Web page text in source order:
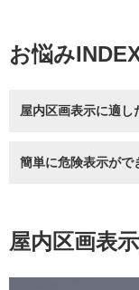
お悩み
屋内区画表示に適し
簡単に危険表示がで
屋内区画表